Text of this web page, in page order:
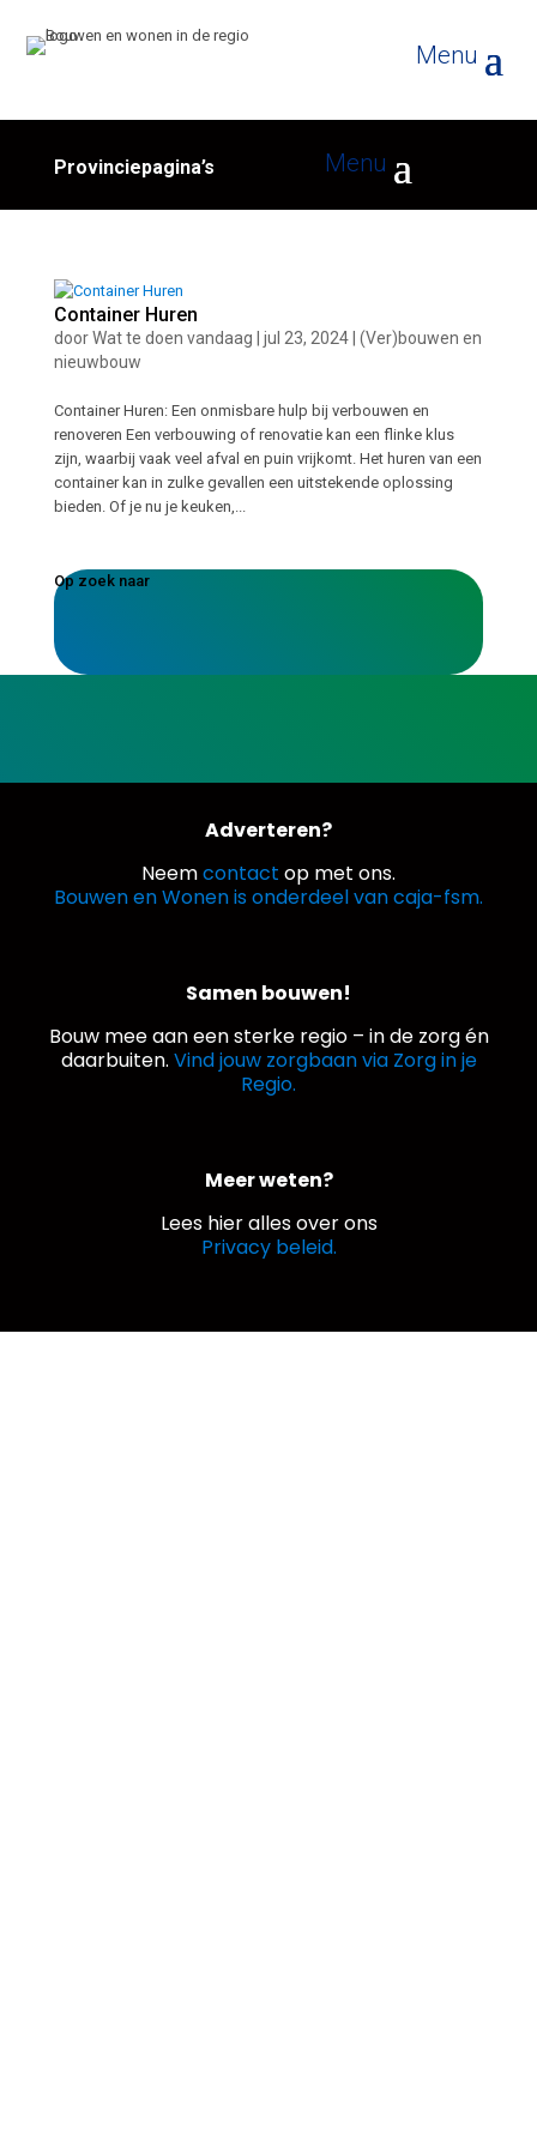
Provinciepagina’s
Container Huren
doorWat te doen vandaag jul 23, 2024| (Ver)bouwen en
nieuwbouw
Container Huren: Een onmisbare hulp bij verbouwen en
renoveren Een verbouwing of renovatie kan een flinke klus
zijn, waarbij vaak veel afval en puin vrijkomt. Het huren van een
container kan in zulke gevallen een uitstekende oplossing
bieden. Of je nu je keuken,...
Op zoek naar
Adverteren?
Neemcontact op met ons.
Bouwen en Wonen is onderdeel van caja-fsm.
Samen bouwen!
Bouw mee aan een sterke regio – in de zorg én
daarbuiten. Vind jouw zorgbaan via Zorg in je
Regio.
Meer weten?
Lees hier alles over ons
Privacy beleid.